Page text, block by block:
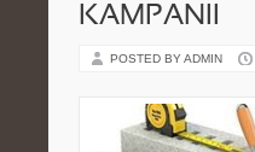
KAMPANII
POSTED BY ADMIN